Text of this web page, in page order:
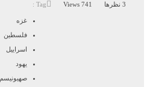
3 نظرها 741 Views
Tag :
غزه
فلسطین
اسراییل
یهود
صهیونیسم